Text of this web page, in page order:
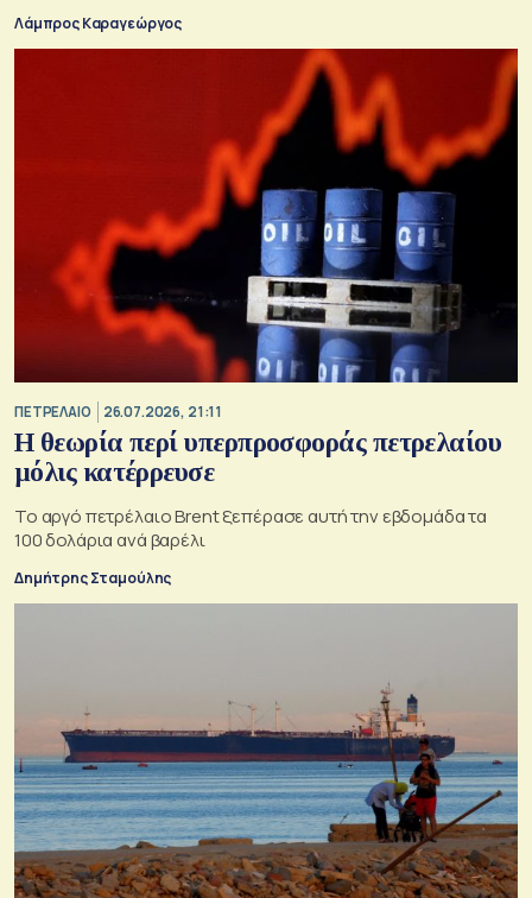
Λάμπρος Καραγεώργος
ΠΕΤΡΕΛΑΙΟ 26.07.2026, 21:11
Η θεωρία περί υπερπροσφοράς πετρελαίου
μόλις κατέρρευσε
Το αργό πετρέλαιο Brent ξεπέρασε αυτή την εβδομάδα τα
100 δολάρια ανά βαρέλι
Δημήτρης Σταμούλης